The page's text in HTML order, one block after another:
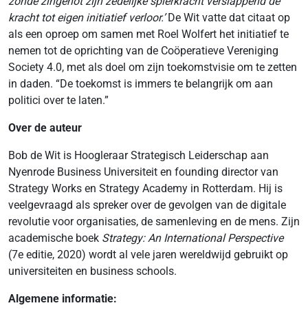
kracht tot eigen initiatief verloor.’De Wit vatte dat citaat op
als een oproep om samen met Roel Wolfert het initiatief te
nemen tot de oprichting van de Coöperatieve Vereniging
Society 4.0, met als doel om zijn toekomstvisie om te zetten
in daden. “De toekomst is immers te belangrijk om aan
politici over te laten.”
Over de auteur
Bob de Wit is Hoogleraar Strategisch Leiderschap aan
Nyenrode Business Universiteit en founding director van
Strategy Works en Strategy Academy in Rotterdam. Hij is
veelgevraagd als spreker over de gevolgen van de digitale
revolutie voor organisaties, de samenleving en de mens. Zijn
academische boek Strategy: An International Perspective
(7e editie, 2020) wordt al vele jaren wereldwijd gebruikt op
universiteiten en business schools.
Algemene informatie: